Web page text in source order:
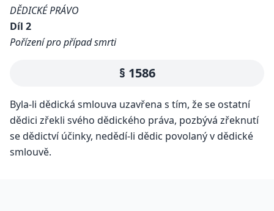
DĚDICKÉ PRÁVO
Díl 2
Pořízení pro případ smrti
§ 1586
Byla-li dědická smlouva uzavřena s tím, že se ostatní
dědici zřekli svého dědického práva, pozbývá zřeknutí
se dědictví účinky, nedědí-li dědic povolaný v dědické
smlouvě.